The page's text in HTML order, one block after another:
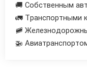
🚚 Собственным
🚛 Транспортными
🚞
🚁